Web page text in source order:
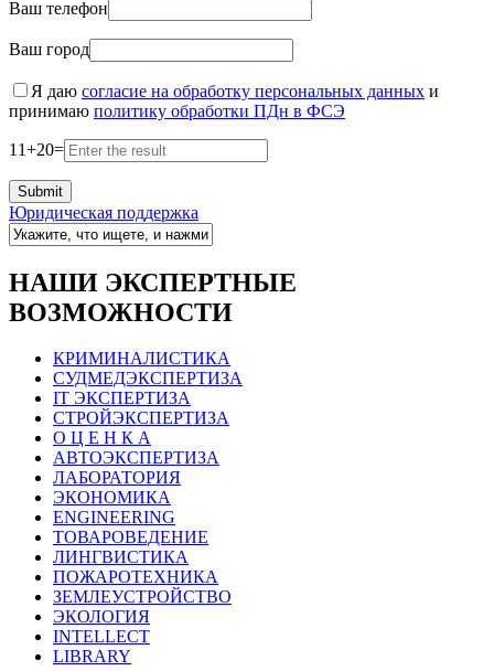
Ваш телефон
Ваш город
Я даю согласие на обработку персональных данных и
принимаю политику обработки ПДн в ФСЭ
11+20=
Юридическая поддержка
НАШИ ЭКСПЕРТНЫЕ
ВОЗМОЖНОСТИ
КРИМИНАЛИСТИКА
СУДМЕДЭКСПЕРТИЗА
IT ЭКСПЕРТИЗА
СТРОЙЭКСПЕРТИЗА
О Ц Е Н К А
АВТОЭКСПЕРТИЗА
ЛАБОРАТОРИЯ
ЭКОНОМИКА
ENGINEERING
ТОВАРОВЕДЕНИЕ
ЛИНГВИСТИКА
ПОЖАРОТЕХНИКА
ЗЕМЛЕУСТРОЙСТВО
ЭКОЛОГИЯ
INTELLECT
LIBRARY